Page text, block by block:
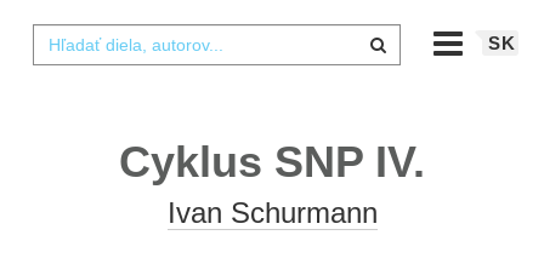
SK
Cyklus SNP IV.
Ivan Schurmann